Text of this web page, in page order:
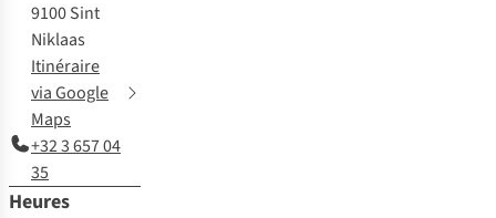
9100 Sint
Niklaas
Itinéraire
via Google
Maps
+32 3 657 04
35
Heures